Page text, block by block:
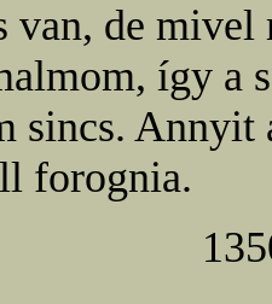
van, de mivel
így a
sincs. Annyit
forognia.